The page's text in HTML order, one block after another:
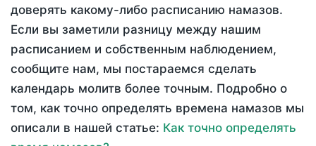
доверять какому-либо расписанию намазов.
Если вы заметили разницу между нашим
расписанием и собственным наблюдением,
сообщите нам, мы постараемся сделать
календарь молитв более точным. Подробно о
том, как точно определять времена намазов мы
описали в нашей статье: Как точно определять